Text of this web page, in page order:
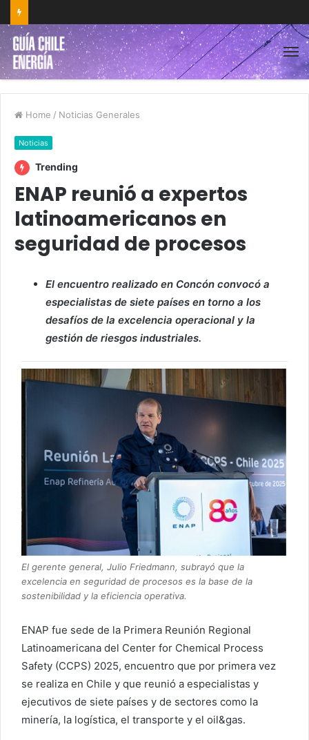
Home / Noticias Generales
Noticias
Trending
ENAP reunió a expertos
latinoamericanos en
seguridad de procesos
El encuentro realizado en Concón convocó a
especialistas de siete países en torno a los
desafíos de la excelencia operacional y la
gestión de riesgos industriales.
El gerente general, Julio Friedmann, subrayó que la
excelencia en seguridad de procesos es la base de la
sostenibilidad y la eficiencia operativa.
ENAP fue sede de la Primera Reunión Regional
Latinoamericana del Center for Chemical Process
Safety (CCPS) 2025, encuentro que por primera vez
se realiza en Chile y que reunió a especialistas y
ejecutivos de siete países y de sectores como la
minería, la logística, el transporte y el oil&gas.